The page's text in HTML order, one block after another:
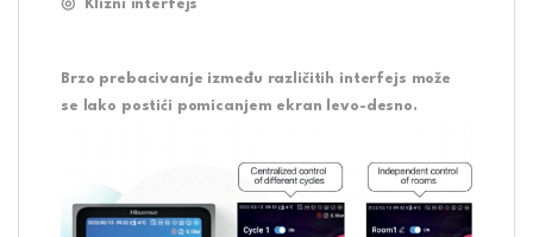
◎ Klizni interfejs
Brzo prebacivanje između različitih interfejs može
se lako postići pomicanjem ekran levo-desno.